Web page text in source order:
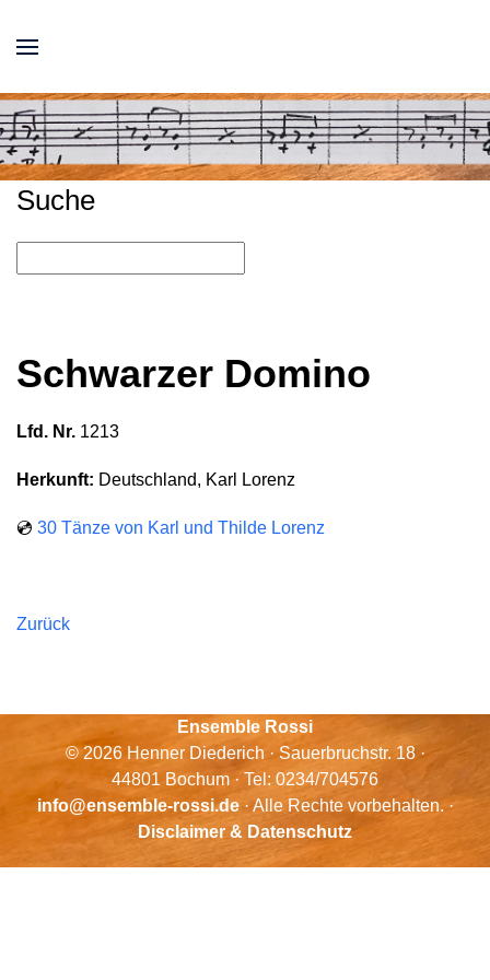
Suche
Schwarzer Domino
Lfd. Nr. 1213
Herkunft: Deutschland, Karl Lorenz
💿 30 Tänze von Karl und Thilde Lorenz
Zurück
Ensemble Rossi
© 2026 Henner Diederich · Sauerbruchstr. 18 ·
44801 Bochum · Tel: 0234/704576
info@ensemble-rossi.de· Alle Rechte vorbehalten. ·
Disclaimer & Datenschutz